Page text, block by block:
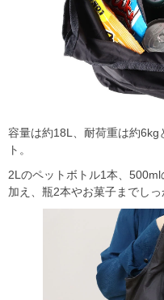
容量は約18L、耐荷重は約6kg
ト。
2Lのペットボトル1本、
加え、瓶2本やお菓子までしっ